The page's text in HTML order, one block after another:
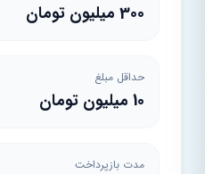
300 میلیون تومان
حداقل مبلغ
10 میلیون تومان
مدت بازپرداخت